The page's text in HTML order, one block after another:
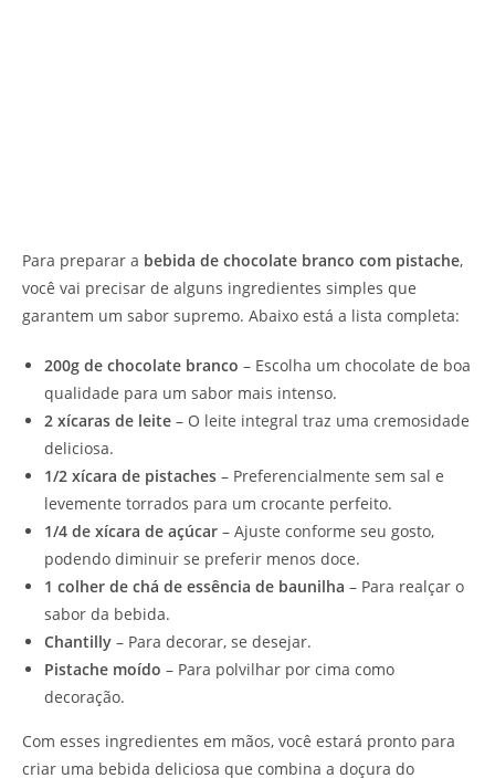
Para preparar a bebida de chocolate branco com pistache,
você vai precisar de alguns ingredientes simples que
garantem um sabor supremo. Abaixo está a lista completa:
200g de chocolate branco – Escolha um chocolate de boa
qualidade para um sabor mais intenso.
2 xícaras de leite – O leite integral traz uma cremosidade
deliciosa.
1/2 xícara de pistaches – Preferencialmente sem sal e
levemente torrados para um crocante perfeito.
1/4 de xícara de açúcar – Ajuste conforme seu gosto,
podendo diminuir se preferir menos doce.
1 colher de chá de essência de baunilha – Para realçar o
sabor da bebida.
Chantilly – Para decorar, se desejar.
Pistache moído – Para polvilhar por cima como
decoração.
Com esses ingredientes em mãos, você estará pronto para
criar uma bebida deliciosa que combina a doçura do